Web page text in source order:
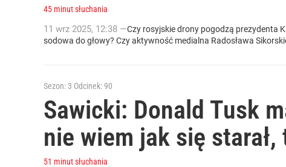
45 minut słuchania
11 wrz 2025, 12:38 —Czy rosyjskie drony pogodzą prezydenta
sodowa do głowy? Czy aktywność medialna Radosława
Sezon: 3 Odcinek: 90
Sawicki: Donald Tusk
nie wiem jak się
51 minut słuchania